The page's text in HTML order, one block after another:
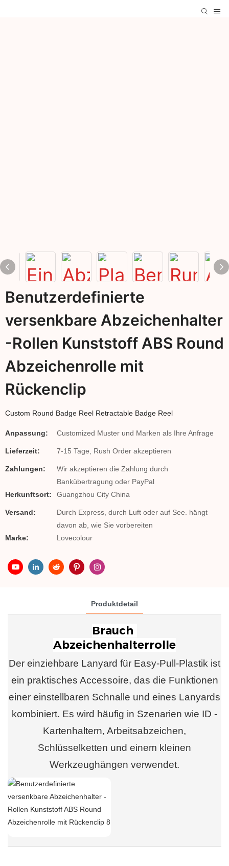
Benutzerdefinierte
versenkbare Abzeichenhalter
-Rollen Kunststoff ABS Round
Abzeichenrolle mit
Rückenclip
Custom Round Badge Reel Retractable Badge Reel
Anpassung: Customized Muster und Marken als Ihre Anfrage
Lieferzeit: 7-15 Tage, Rush Order akzeptieren
Zahlungen:
Wir akzeptieren die Zahlung durch
Bankübertragung oder PayPal
Herkunftsort:
Guangzhou City China
Versand:
Durch Express, durch Luft oder auf See. hängt
davon ab, wie Sie vorbereiten
Marke:
Lovecolour
Produktdetail
Brauch
Der einziehbare Lanyard für Easy-Pull-Plastik ist
ein praktisches Accessoire, das die Funktionen
einer einstellbaren Schnalle und eines Lanyards
kombiniert. Es wird häufig in Szenarien wie ID -
Kartenhaltern, Arbeitsabzeichen,
Schlüsselketten und einem kleinen
Werkzeughängen verwendet.